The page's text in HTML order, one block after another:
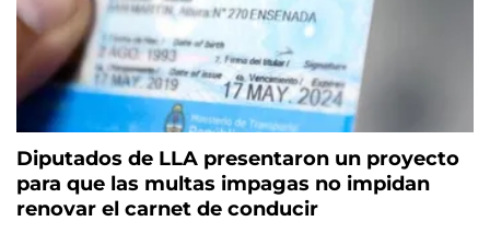
Diputados de LLA presentaron un proyecto
para que las multas impagas no impidan
renovar el carnet de conducir